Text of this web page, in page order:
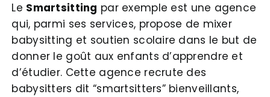
Le Smartsitting par exemple est une agence
qui, parmi ses services, propose de mixer
babysitting et soutien scolaire dans le but de
donner le goût aux enfants d’apprendre et
d’étudier. Cette agence recrute des
babysitters dit “smartsitters” bienveillants,